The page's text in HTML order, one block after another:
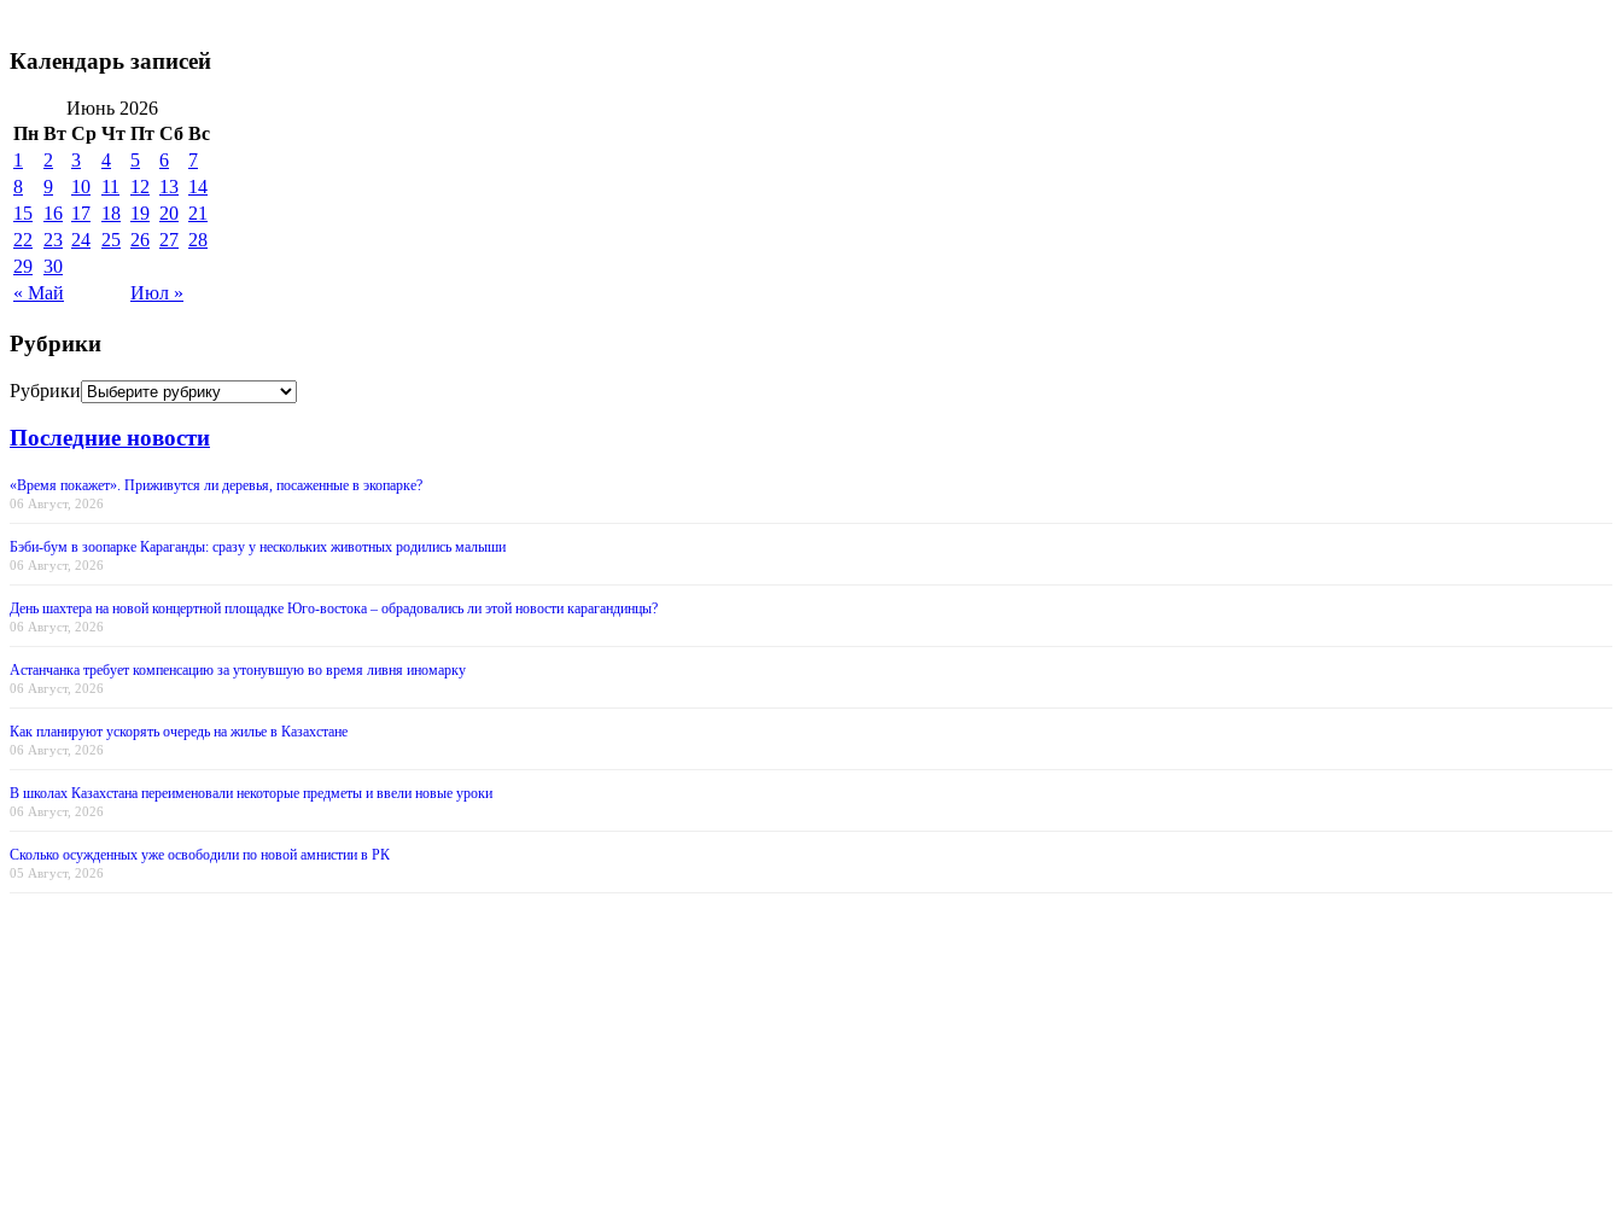
Календарь записей
Июнь 2026
Пн Вт Ср Чт Пт Сб Вс
« Май Июл »
1 2 3 4 5 6
7
8
9 10 11 12 13 14
15 16 17 18 19 20 21
22
23 24 25 26 27 28
29 30
Рубрики
Рубрики
Последние новости
«Время покажет». Приживутся ли деревья, посаженные в экопарке?
06 Август, 2026
Бэби-бум в зоопарке Караганды: сразу у нескольких животных родились малыши
06 Август, 2026
День шахтера на новой концертной площадке Юго-востока – обрадовались ли этой новости карагандинцы?
06 Август, 2026
Астанчанка требует компенсацию за утонувшую во время ливня иномарку
06 Август, 2026
Как планируют ускорять очередь на жилье в Казахстане
06 Август, 2026
В школах Казахстана переименовали некоторые предметы и ввели новые уроки
06 Август, 2026
Сколько осужденных уже освободили по новой амнистии в РК
05 Август, 2026